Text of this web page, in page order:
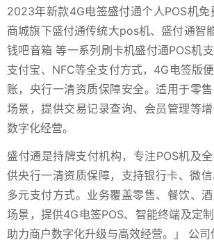
2023年新款4G电签盛付通个人POS机免
商城旗下盛付通传统大pos机、盛付通智
钱吧音箱 等一系列刷卡机盛付通POS机支
支付宝、NFC等全支付方式，4G电签版
账，央行一清资质保障安全。适用于零
场景，提供交易记录查询、会员管理等
数字化经营。
盛付通是持牌支付机构，专注POS机及
供央行一清资质保障，支持银行卡、微
多元支付方式。业务覆盖零售、餐饮、
场景，提供4G电签POS、智能终端及定制
助力商户数字化升级与高效经营。」 公司